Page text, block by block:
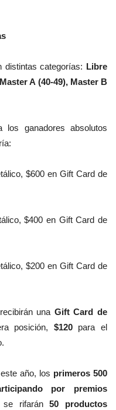
distintas categorías: Libre
A (40-49), Master B
los ganadores absolutos
$600 en Gift Card de
$400 en Gift Card de
$200 en Gift Card de
una Gift Card de
posición, $120 para el
año, los primeros 500
por premios
se rifarán50 productos